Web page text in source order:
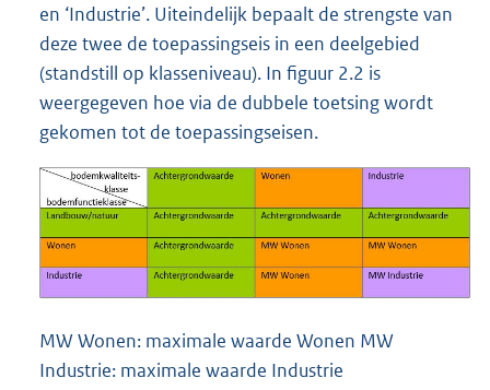
en ‘Industrie’. Uiteindelijk bepaalt de strengste van
deze twee de toepassingseis in een deelgebied
(standstill op klasseniveau). In figuur 2.2 is
weergegeven hoe via de dubbele toetsing wordt
gekomen tot de toepassingseisen.
MW Wonen: maximale waarde Wonen MW
Industrie: maximale waarde Industrie